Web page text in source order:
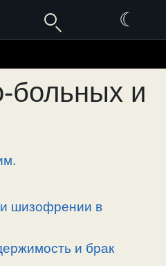
☾
больных и
шизофрении в
и брак